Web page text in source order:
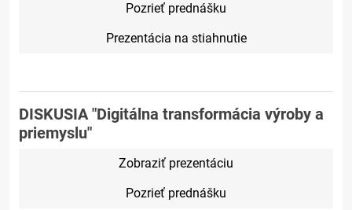
Pozrieť prednášku
Prezentácia na stiahnutie
DISKUSIA "Digitálna transformácia výroby a
priemyslu"
Zobraziť prezentáciu
Pozrieť prednášku